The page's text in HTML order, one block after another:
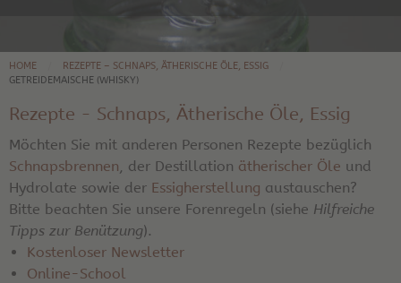
HOME
REZEPTE – SCHNAPS, ÄTHERISCHE ÖLE, ESSIG
GETREIDEMAISCHE (WHISKY)
Rezepte - Schnaps, Ätherische Öle, Essig
Möchten Sie mit anderen Personen Rezepte bezüglich
Schnapsbrennen, der Destillation ätherischer Öle und
Hydrolate sowie der Essigherstellung austauschen?
Bitte beachten Sie unsere Forenregeln (siehe Hilfreiche
Tipps zur Benützung).
Kostenloser Newsletter
Online-School